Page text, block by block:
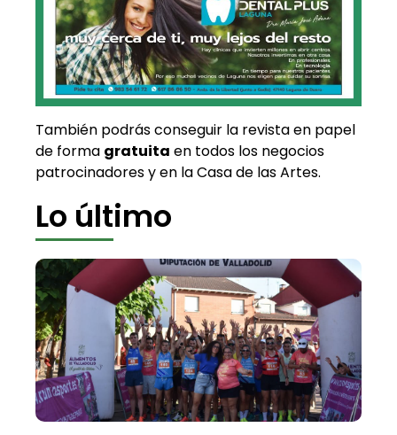
También podrás conseguir la revista en papel
de forma gratuita en todos los negocios
patrocinadores y en la Casa de las Artes.
Lo último